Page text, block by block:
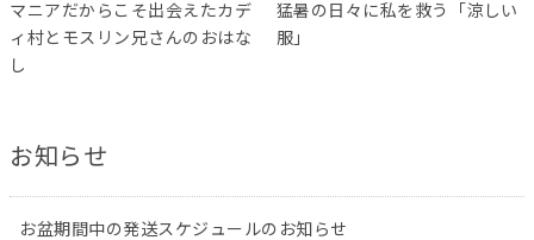
マニアだからこそ出会えたカデ
ィ村とモスリン兄さんのおはな
し
猛暑の日々に私を救う「涼しい
服」
お知らせ
お盆期間中の発送スケジュールのお知らせ